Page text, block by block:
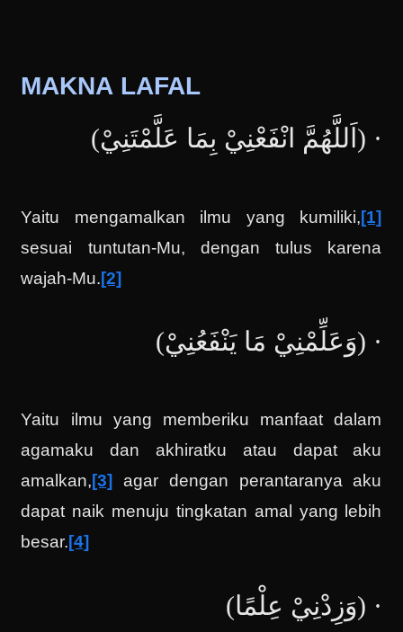
MAKNA LAFAL
· (اَللَّهُمَّ ‌انْفَعْنِيْ ‌بِمَا ‌عَلَّمْتَنِيْ)
Yaitu mengamalkan ilmu yang kumiliki,[1]
sesuai tuntutan-Mu, dengan tulus karena
wajah-Mu.[2]
· (وَعَلِّمْنِيْ مَا يَنْفَعُنِيْ)
Yaitu ilmu yang memberiku manfaat dalam
agamaku dan akhiratku atau dapat aku
amalkan,[3]
agar dengan perantaranya aku
dapat naik menuju tingkatan amal yang lebih
besar.[4]
· (وَزِدْنِيْ عِلْمًا)